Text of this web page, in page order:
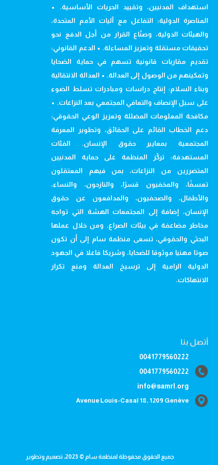
استهداف المدنيين، وتقييد الحريات الأساسية. •
المناصرة الدولية: التفاعل مع آليات الأمم المتحدة،
والهيئات الدولية، وصنّاع القرار من أجل الدفع نحو
تحقيقات مستقلة وتعزيز المساءلة. • الدعم القانوني:
تقديم مقاربات قانونية تسهم في حماية الضحايا
وتمكينهم من الوصول إلى العدالة. • العدالة الانتقالية
وبناء السلام: إنتاج دراسات ومبادرات تسلط الضوء
على سبل الإنصاف والتعافي المجتمعي بعد النزاعات. •
مكافحة المعلومات المضللة وتعزيز الوعي الحقوقي:
دعم الخطاب القائم على الحقائق، وتطوير المعرفة
المجتمعية بمعايير حقوق الإنسان. الفئات
المستهدفة: تركّز المنظمة على حماية المدنيين
المتضررين من النزاعات، بمن فيهم المعتقلون
تعسفًا، والمخفيون قسرًا، والنازحون، والنساء،
والأطفال، والصحفيون، والمدافعون عن حقوق
الإنسان، إضافة إلى المجتمعات الهشة التي تواجه
مخاطر مضاعفة في بيئات الصراع. ومن خلال عملها
البحثي والحقوقي، تسعى منظمة سام إلى أن تكون
صوتا مهنيا موثوقا للضحايا، وشريكا فاعلا في الجهود
الدولية الرامية إلى ترسيخ العدالة ومنع تكرار
الانتهاكات.
أتصل بنا
0041779560222
0041779560222
info@samrl.org
Avenue Louis-Casaï 18, 1209 Genève
جميع الحقوق محفوظة لمنظمة سام © 2023، تصميم وتطوير